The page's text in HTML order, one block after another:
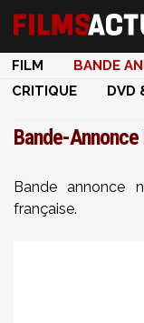
FILM BANDE
CRITIQUE
DVD
Bande-Annonce
Bande annonce
française.